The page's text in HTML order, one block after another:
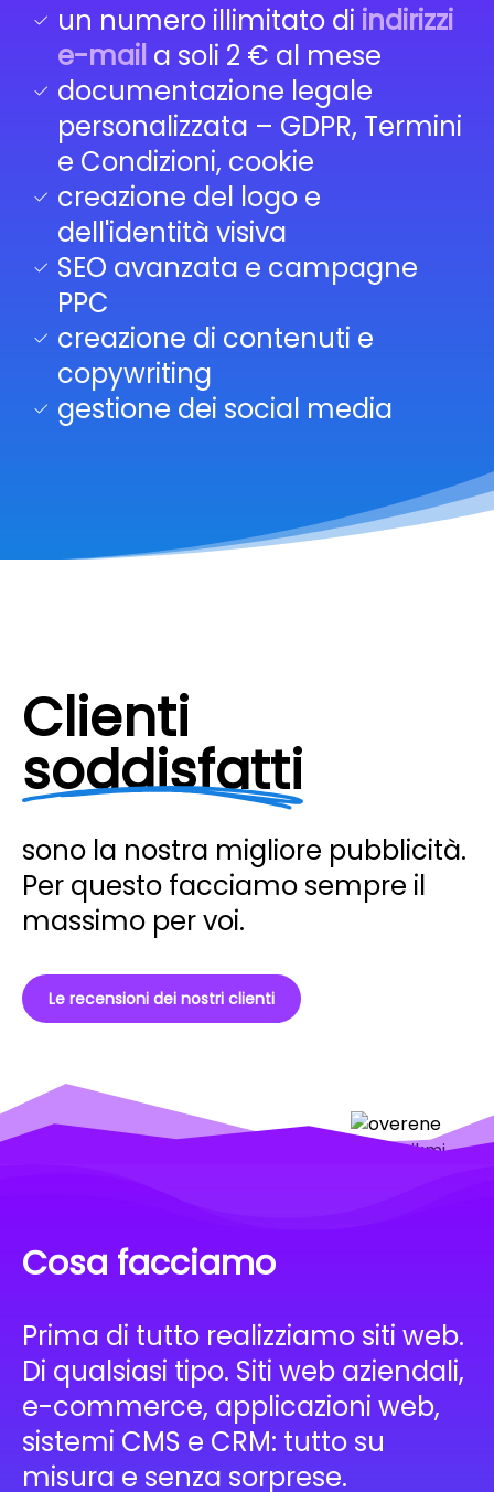
un numero illimitato di indirizzi
e-mail a soli 2 € al mese
documentazione legale
personalizzata – GDPR, Termini
e Condizioni, cookie
creazione del logo e
dell'identità visiva
SEO avanzata e campagne
PPC
creazione di contenuti e
copywriting
gestione dei social media
Clienti
soddisfatti
sono la nostra migliore pubblicità.
Per questo facciamo sempre il
massimo per voi.
Le recensioni dei nostri clienti
Cosa facciamo
Prima di tutto realizziamo siti web.
Di qualsiasi tipo. Siti web aziendali,
e-commerce, applicazioni web,
sistemi CMS e CRM: tutto su
misura e senza sorprese.